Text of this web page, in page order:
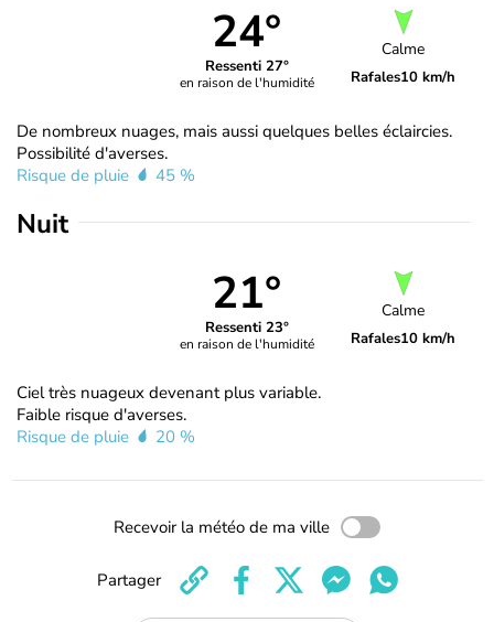
24°
Ressenti 27°
en raison de l'humidité
Calme
Rafales10 km/h
De nombreux nuages, mais aussi quelques belles éclaircies.
Possibilité d'averses.
Risque de pluie
45 %
Nuit
21°
Ressenti 23°
en raison de l'humidité
Calme
Rafales10 km/h
Ciel très nuageux devenant plus variable.
Faible risque d'averses.
Risque de pluie
20 %
Recevoir la météo de ma ville
Partager